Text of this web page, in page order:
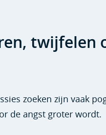
twijfelen
zoeken zijn vaak
de angst groter wordt.